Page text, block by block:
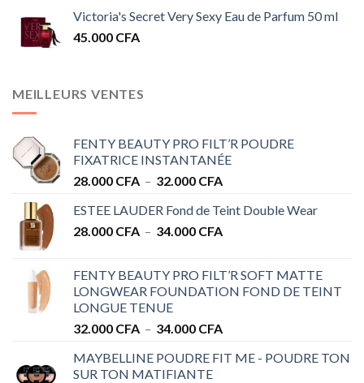
Victoria's Secret Very Sexy Eau de Parfum 50 ml
45.000 CFA
MEILLEURS VENTES
FENTY BEAUTY PRO FILT’R POUDRE
FIXATRICE INSTANTANÉE
28.000 CFA – 32.000 CFAPlage
prix :
28.000 CFA
ESTEE LAUDER Fond de Teint Double Wear
28.000 CFA – 34.000 CFAPlage
28.000 CFA
à
FENTY BEAUTY PRO FILT’R SOFT MATTE
LONGWEAR FOUNDATION FOND DE TEINT
LONGUE TENUE
32.000 CFA – 34.000 CFAPlage
prix :
MAYBELLINE POUDRE FIT ME - POUDRE TON
SUR TON MATIFIANTE